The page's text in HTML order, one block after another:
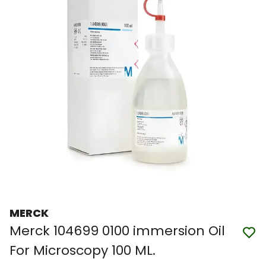
MERCK
Merck 104699 0100 immersion Oil
For Microscopy 100 ML.